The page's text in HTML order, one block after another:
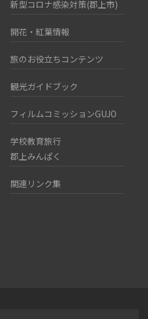
新型コロナ感染対策(郡上市)
開花・紅葉情報
旅のお役立ちコンテンツ
観光ガイドブック
フィルムコミッションGUJO
学校教育旅行
郡上みんぱく
関連リンク集